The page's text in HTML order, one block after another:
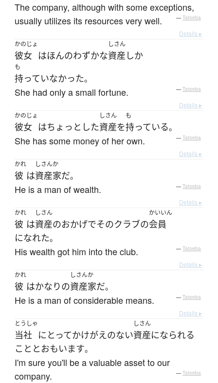
The company, although with some exceptions,
usually utilizes its resources very well.
— Tatoeba
Details ▸
かのじょ
彼女 はほんのわずかな
しさん
資産 しか
も
持っていなかった。
She had only a small fortune. — Tatoeba
Details ▸
かのじょ
彼女 はちょっとした
しさん
資産を
も
持っている。
She has some money of her own. — Tatoeba
Details ▸
かれ
彼 は
しさんか
資産家だ。
He is a man of wealth. — Tatoeba
Details ▸
かれ
彼 は
しさん
資産のおかげでそのクラブの
かいいん
会員
になれた。
His wealth got him into the club. — Tatoeba
Details ▸
かれ
彼 はかなりの
しさんか
資産家だ。
He is a man of considerable means. — Tatoeba
Details ▸
とうしゃ
当社 にとってかけがえのない
しさん
資産になられる
こと とおもいます。
I'm sure you'll be a valuable asset to our
company.
— Tatoeba